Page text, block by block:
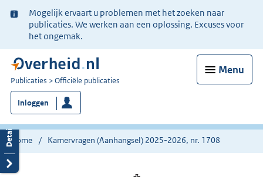
Ter
informatie:
Mogelijk ervaart u problemen met het zoeken naar
publicaties. We werken aan een oplossing. Excuses voor
het ongemak.
Menu
U
bent
nu
hier:
Publicaties Officiële publicaties
Inloggen
Home Kamervragen (Aanhangsel) 2025-2026, nr. 1708